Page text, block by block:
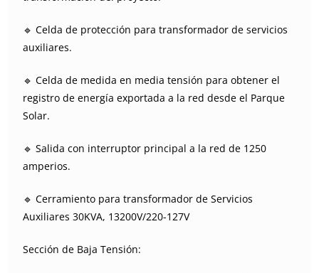
🔹 Celda de protección para transformador de servicios
auxiliares.
🔹 Celda de medida en media tensión para obtener el
registro de energía exportada a la red desde el Parque
Solar.
🔹 Salida con interruptor principal a la red de 1250
amperios.
🔹 Cerramiento para transformador de Servicios
Auxiliares 30KVA, 13200V/220-127V
Sección de Baja Tensión: